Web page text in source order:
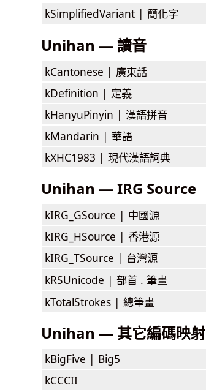
kSimplifiedVariant | 簡化字
Unihan — 讀音
kCantonese | 廣東話
kDefinition | 定義
kHanyuPinyin | 漢語拼音
kMandarin | 華語
kXHC1983 | 現代漢語詞典
Unihan — IRG Source
kIRG_GSource | 中國源
kIRG_HSource | 香港源
kIRG_TSource | 台灣源
kRSUnicode | 部首 . 筆畫
kTotalStrokes | 總筆畫
Unihan — 其它編碼映射
kBigFive | Big5
kCCCII